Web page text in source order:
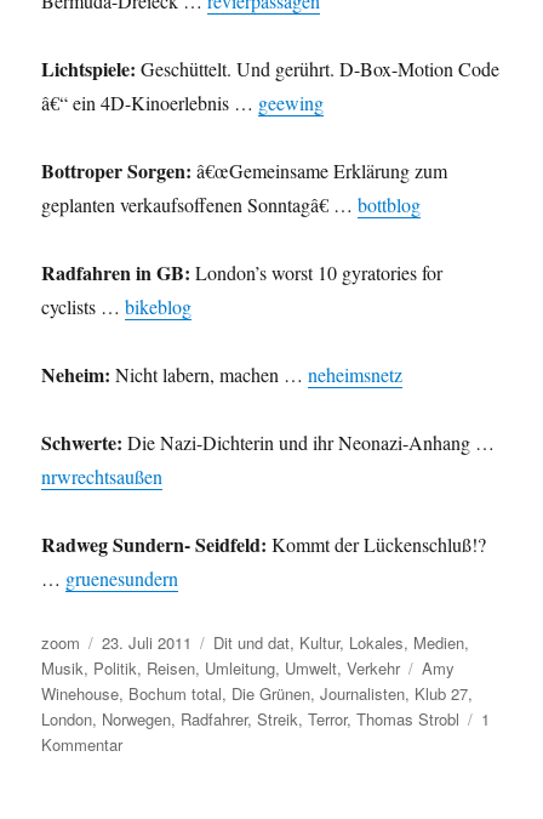
Lichtspiele: Geschüttelt. Und gerührt. D-Box-Motion Code
â€“ ein 4D-Kinoerlebnis … geewing
Bottroper Sorgen: â€œGemeinsame Erklärung zum
geplanten verkaufsoffenen Sonntagâ€ …bottblog
Radfahren in GB: London’s worst 10 gyratories for
cyclists …bikeblog
Neheim: Nicht labern, machen …neheimsnetz
Schwerte: Die Nazi-Dichterin und ihr Neonazi-Anhang …
nrwrechtsaußen
Radweg Sundern- Seidfeld: Kommt der Lückenschluß!?
… gruenesundern
Autor
zoom
Veröffentlicht
am
23. Juli 2011 Kategorien
Dit und dat, Kultur, Lokales, Medien,
Musik, Politik, Reisen, Umleitung, Umwelt,Verkehr Schlagwörter
Amy
Winehouse, Bochum total, Die Grünen,Journalisten, Klub 27,
London, Norwegen, Radfahrer,Streik,Terror,Thomas Strobl
1
Kommentarzu